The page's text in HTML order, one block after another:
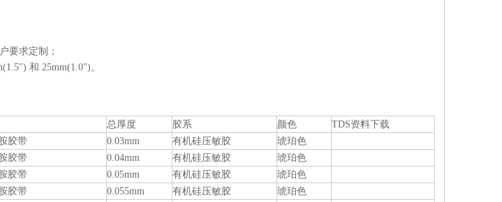
要求定制；
和 25mm(1.0")。
总厚度 胶系 颜色
TDS资料下载
胶带 0.03mm 有机硅压敏胶
琥珀色
胶带 0.04mm 有机硅压敏胶
琥珀色
胶带 0.05mm 有机硅压敏胶
琥珀色
胶带 0.055mm 有机硅压敏胶
琥珀色